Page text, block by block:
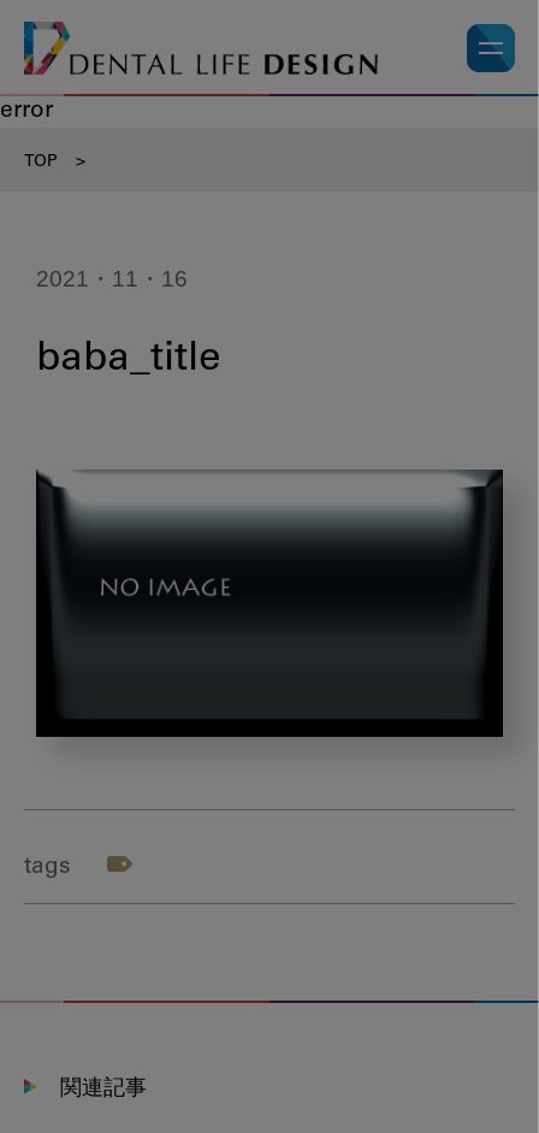
error
TOP >
2021・11・16
baba_title
tags
関連記事